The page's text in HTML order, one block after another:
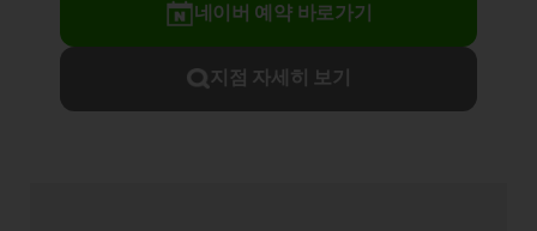
네이버 예약 바로가기
지점 자세히 보기